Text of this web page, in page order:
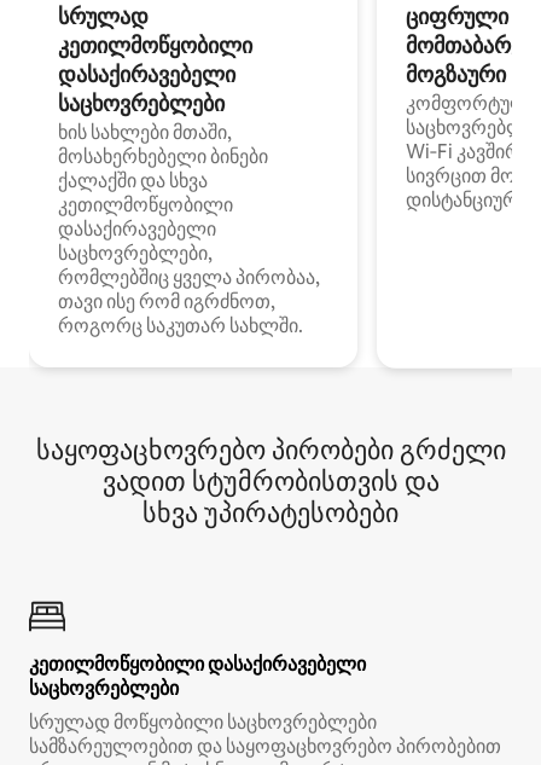
სრულად
კეთილმოწყობილი
დასაქირავებელი
საცხოვრებლები
ხის სახლები მთაში,
მოსახერხებელი ბინები
ქალაქში და სხვა
კეთილმოწყობილი
დასაქირავებელი
საცხოვრებლები,
რომლებშიც ყველა პირობაა,
თავი ისე რომ იგრძნოთ,
როგორც საკუთარ სახლში.
ციფრული
მოგზაური
კომფორტული
Wi‑Fi
სივრცით
დისტანციური
საყოფაცხოვრებო პირობები გრძელი
ვადით სტუმრობისთვის და
სხვა უპირატესობები
კეთილმოწყობილი დასაქირავებელი
საცხოვრებლები
სრულად მოწყობილი საცხოვრებლები
სამზარეულოებით და საყოფაცხოვრებო პირობებით